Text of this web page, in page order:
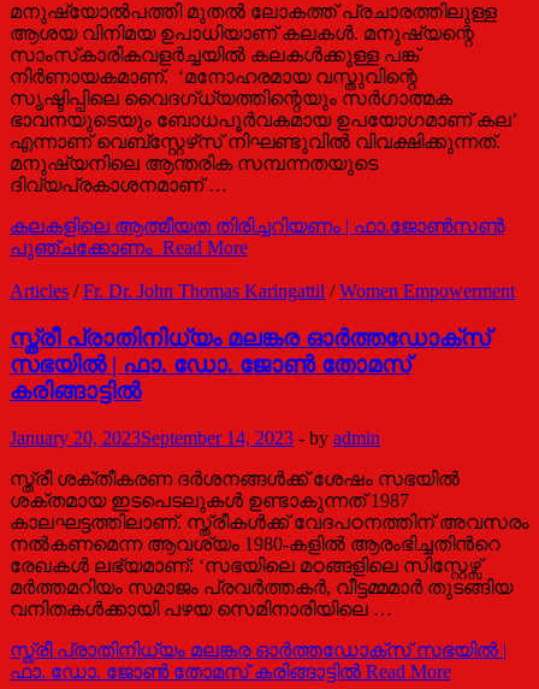
മനുഷ്യോല്‍പത്തി മുതല്‍ ലോകത്ത് പ്രചാരത്തിലുള്ള
ആശയ വിനിമയ ഉപാധിയാണ് കലകൾ. മനുഷ്യന്റെ
സാംസ്‌കാരികവളര്‍ച്ചയില്‍ കലകള്‍ക്കുള്ള പങ്ക്
നിര്‍ണായകമാണ്. ‘മനോഹരമായ വസ്തുവിന്റെ
സൃഷ്ടിപ്പിലെ വൈദഗ്ധ്യത്തിന്റെയും സര്‍ഗാത്മക
ഭാവനയുടെയും ബോധപൂര്‍വകമായ ഉപയോഗമാണ് കല’
എന്നാണ് വെബ്‌സ്റ്റേഴ്‌സ് നിഘണ്ടുവില്‍ വിവക്ഷിക്കുന്നത്.
മനുഷ്യനിലെ ആന്തരിക സമ്പന്നതയുടെ
ദിവ്യപ്രകാശനമാണ് …
കലകളിലെ ആത്മീയത തിരിച്ചറിയണം | ഫാ.ജോൺസൺ
പുഞ്ചക്കോണം Read More
Articles /Fr. Dr. John Thomas Karingattil /Women Empowerment
സ്ത്രീ പ്രാതിനിധ്യം മലങ്കര ഓര്‍ത്തഡോക്സ്
സഭയില്‍ | ഫാ. ഡോ. ജോണ്‍ തോമസ്
കരിങ്ങാട്ടില്‍
January 20, 2023September 14, 2023 - by admin
സ്ത്രീ ശക്തീകരണ ദര്‍ശനങ്ങള്‍ക്ക് ശേഷം സഭയില്‍
ശക്തമായ ഇടപെടലുകള്‍ ഉണ്ടാകുന്നത് 1987
കാലഘട്ടത്തിലാണ്. സ്ത്രീകള്‍ക്ക് വേദപഠനത്തിന് അവസരം
നല്‍കണമെന്ന ആവശ്യം 1980-കളില്‍ ആരംഭിച്ചതിന്‍റെ
രേഖകള്‍ ലഭ്യമാണ്: ‘സഭയിലെ മഠങ്ങളിലെ സിസ്റ്റേഴ്സ്
മര്‍ത്തമറിയം സമാജം പ്രവര്‍ത്തകര്‍, വീട്ടമ്മമാര്‍ തുടങ്ങിയ
വനിതകള്‍ക്കായി പഴയ സെമിനാരിയിലെ …
സ്ത്രീ പ്രാതിനിധ്യം മലങ്കര ഓര്‍ത്തഡോക്സ് സഭയില്‍ |
ഫാ. ഡോ. ജോണ്‍ തോമസ് കരിങ്ങാട്ടില്‍ Read More